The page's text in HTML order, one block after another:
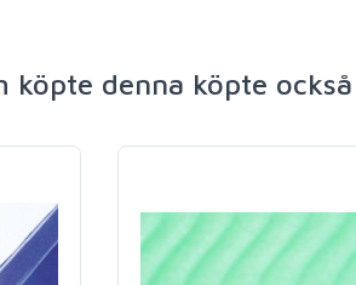
köpte denna köpte också